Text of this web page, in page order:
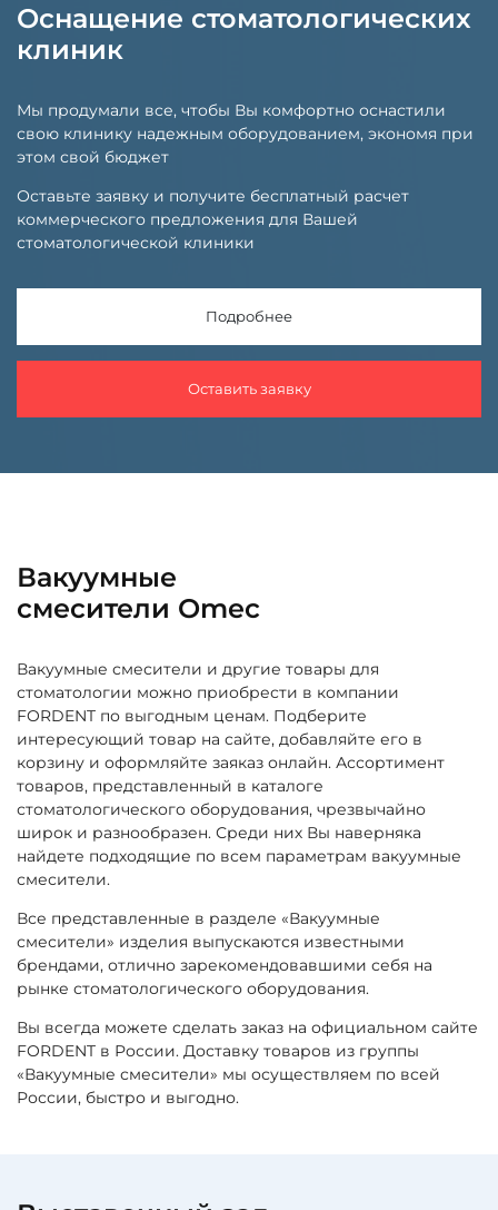
Оснащение стоматологических
клиник
Мы продумали все, чтобы Вы комфортно оснастили
свою клинику надежным оборудованием, экономя при
этом свой бюджет
Оставьте заявку и получите бесплатный расчет
коммерческого предложения для Вашей
стоматологической клиники
Подробнее
Оставить заявку
Вакуумные
смесители Omec
Вакуумные смесители и другие товары для
стоматологии можно приобрести в компании
FORDENT по выгодным ценам. Подберите
интересующий товар на сайте, добавляйте его в
корзину и оформляйте заяказ онлайн. Ассортимент
товаров, представленный в каталоге
стоматологического оборудования, чрезвычайно
широк и разнообразен. Среди них Вы наверняка
найдете подходящие по всем параметрам вакуумные
смесители.
Все представленные в разделе «Вакуумные
смесители» изделия выпускаются известными
брендами, отлично зарекомендовавшими себя на
рынке стоматологического оборудования.
Вы всегда можете сделать заказ на официальном сайте
FORDENT в России. Доставку товаров из группы
«Вакуумные смесители» мы осуществляем по всей
России, быстро и выгодно.